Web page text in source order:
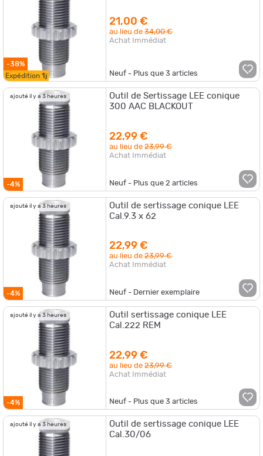
-38%
Expédition 1j
21,00 €
au lieu de34,00 €
Achat Immédiat
Neuf - Plus que3 articles
ajouté il y a 3 heures
-4%
Outil de Sertissage LEE conique
300 AAC BLACKOUT
22,99 €
au lieu de23,99 €
Achat Immédiat
Neuf - Plus que2 articles
ajouté il y a 3 heures
-4%
Outil de sertissage conique LEE
Cal.9.3 x 62
22,99 €
au lieu de23,99 €
Achat Immédiat
Neuf - Dernier exemplaire
ajouté il y a 3 heures
-4%
Outil sertissage conique LEE
Cal.222 REM
22,99 €
au lieu de23,99 €
Achat Immédiat
Neuf - Plus que3 articles
ajouté il y a 3 heures
Outil de sertissage conique LEE
Cal.30/06